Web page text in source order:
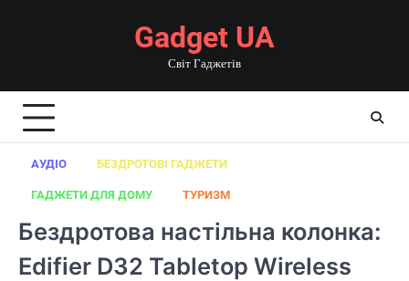
Gadget UA
Світ Гаджетів
АУДІО БЕЗДРОТОВІ ГАДЖЕТИ
ГАДЖЕТИ ДЛЯ ДОМУ ТУРИЗМ
Бездротова настільна колонка:
Edifier D32 Tabletop Wireless